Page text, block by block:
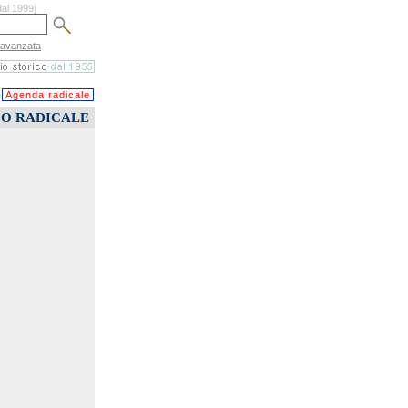
1999]
Agenda radicale
RADICALE